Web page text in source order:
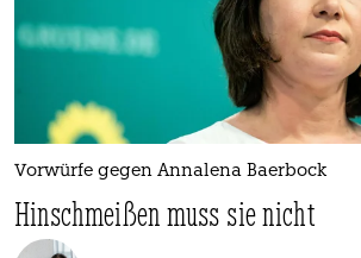
Vorwürfe gegen Annalena Baerbock
Hinschmeißen muss sie nicht